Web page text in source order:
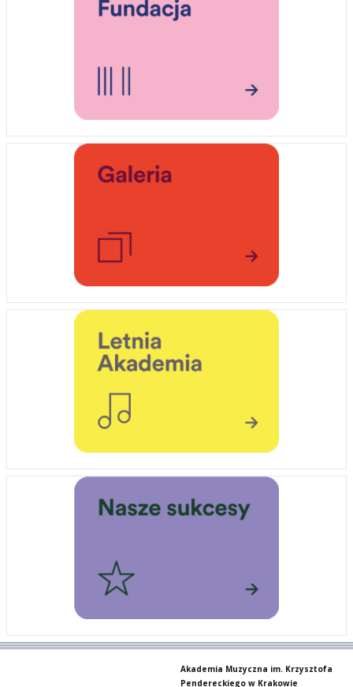
Akademia Muzyczna im. Krzysztofa
Pendereckiego w Krakowie